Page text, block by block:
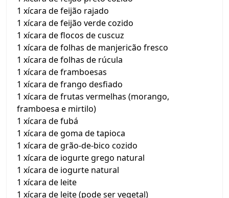
1 xícara de feijão rajado
1 xícara de feijão verde cozido
1 xícara de flocos de cuscuz
1 xícara de folhas de manjericão fresco
1 xícara de folhas de rúcula
1 xícara de framboesas
1 xícara de frango desfiado
1 xícara de frutas vermelhas (morango,
framboesa e mirtilo)
1 xícara de fubá
1 xícara de goma de tapioca
1 xícara de grão-de-bico cozido
1 xícara de iogurte grego natural
1 xícara de iogurte natural
1 xícara de leite
1 xícara de leite (pode ser vegetal)